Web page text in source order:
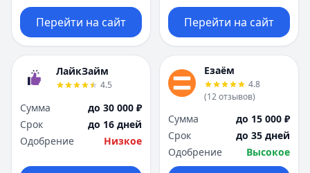
Перейти на сайт Перейти на сайт
ЛайкЗайм
4.5
Сумма
до 30 000 ₽
Срок
до 16 дней
Одобрение
Низкое
Езаём
4.8
(12отзывов)
Сумма
до 15 000 ₽
Срок
до 35 дней
Одобрение
Высокое